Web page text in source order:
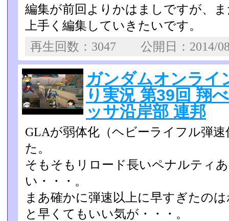
編集が前回よりかはましですが、
上手く編集していきたいです。
再生回数：3047 公開日：
ガンダムオンライ
り実況 第39回 翔
ッサ沿岸部 連邦
GLAが弱体化（ヘビーライフル弾
た。
そもそもリロード長いペナルティ
い・・・。
まあ確かに弾速以上に早すぎたの
と早くてもいい気が・・・­。